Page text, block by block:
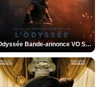
L'Odyssée Bande-annonce VO STFR